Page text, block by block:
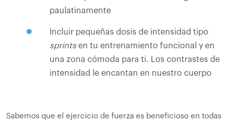
paulatinamente
Incluir pequeñas dosis de intensidad tipo
sprintsen tu entrenamiento funcional y en
una zona cómoda para ti. Los contrastes de
intensidad le encantan en nuestro cuerpo
Sabemos que el ejercicio de fuerza es beneficioso en todas